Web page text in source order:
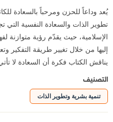
يُعد وداعاً للحزن ومرحباً بالسعادة
تطوير الذات والسعادة النفسية التي
الإسلامية، حيث يقدّم رؤية متوازنة
إليها من خلال تغيير طريقة التفكير
يناقش الكتاب فكرة أن السعادة لا
التصنيف
تنمية بشرية وتطوير الذات